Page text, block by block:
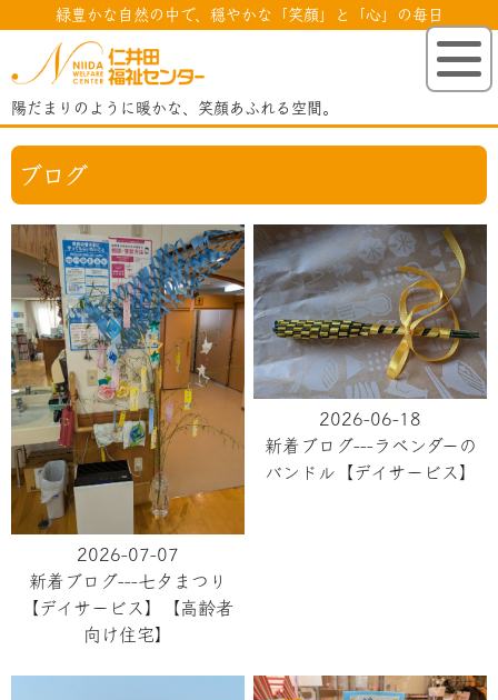
緑豊かな自然の中で、穏やかな「笑顔」と「心」の毎日
仁井田福祉
陽だまりのように暖かな、笑顔あふれる空間。
ブログ
2026-07-07
新着ブログ---七夕まつり
【デイサービス】【高齢者
向け住宅】
2026-06-18
新着ブログ---ラベンダーの
バンドル【デイサービス】